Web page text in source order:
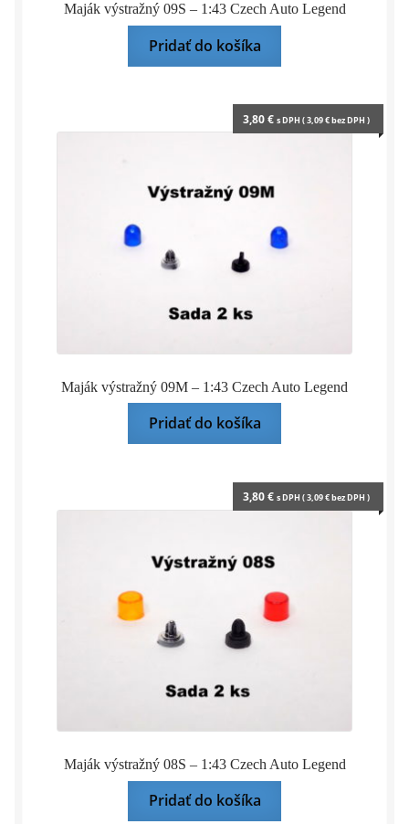
Maják výstražný 09S – 1:43 Czech Auto Legend
Pridať do košíka
Maják výstražný 09M – 1:43 Czech Auto Legend
3,80€ s DPH (3,09€bez DPH )
Pridať do košíka
Maják výstražný 08S – 1:43 Czech Auto Legend
3,80€ s DPH (3,09€bez DPH )
Pridať do košíka